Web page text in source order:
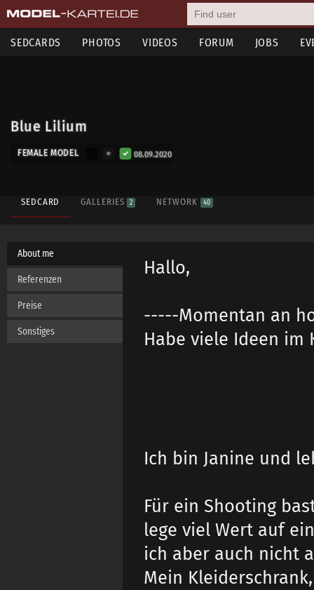
SEDCARDS PHOTOS VIDEOS FORUM JOBS
Blue Lilium
FEMALE MODEL 08.09.2020
SEDCARD GALLERIES 2 NETWORK 40
About me
Referenzen
Preise
Sonstiges
Hallo,
-----Momentan an
Habe viele Ideen im
Ich bin Janine und
Für ein Shooting
lege viel Wert auf
ich aber auch nicht
Mein